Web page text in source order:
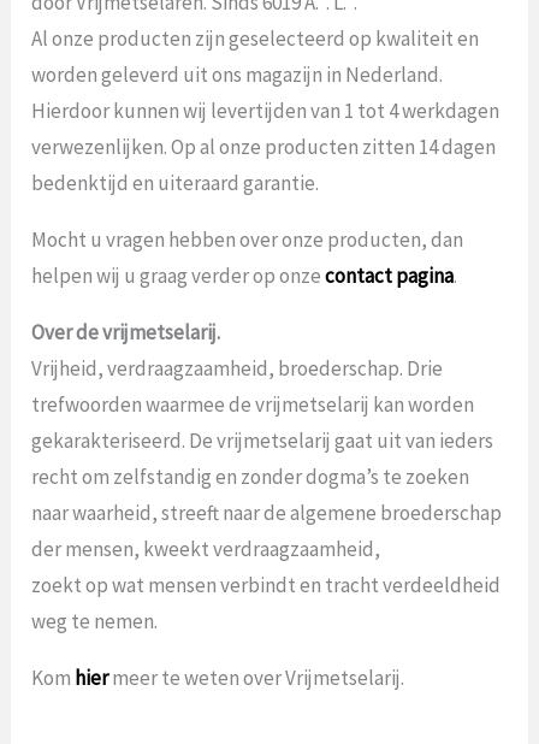
Al onze producten zijn geselecteerd op kwaliteit en
worden geleverd uit ons magazijn in Nederland.
Hierdoor kunnen wij levertijden van 1 tot 4 werkdagen
verwezenlijken. Op al onze producten zitten 14 dagen
bedenktijd en uiteraard garantie.
Mocht u vragen hebben over onze producten, dan
helpen wij u graag verder op onzecontact pagina.
Over de vrijmetselarij.
Vrijheid, verdraagzaamheid, broederschap. Drie
trefwoorden waarmee de vrijmetselarij kan worden
gekarakteriseerd. De vrijmetselarij gaat uit van ieders
recht om zelfstandig en zonder dogma’s te zoeken
naar waarheid, streeft naar de algemene broederschap
der mensen, kweekt verdraagzaamheid,
zoekt op wat mensen verbindt en tracht verdeeldheid
weg te nemen.
Kom hiermeer te weten over Vrijmetselarij.